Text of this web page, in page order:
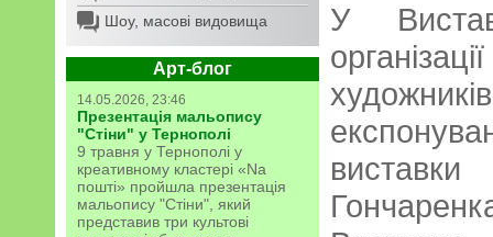
Шоу, масові видовища
Арт-блог
14.05.2026, 23:46
Презентація мальопису
"Стіни" у Тернополі
9 травня у Тернополі у
креативному кластері «Na
пошті» пройшла презентація
мальопису "Стіни", який
представив три культові
У